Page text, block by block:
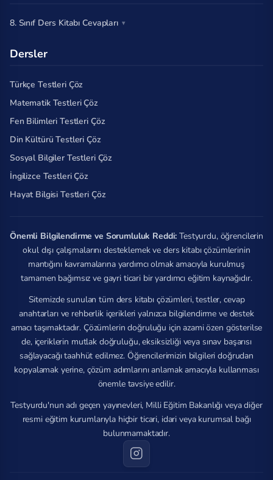
8. Sınıf Ders Kitabı Cevapları
Dersler
Türkçe Testleri Çöz
Matematik Testleri Çöz
Fen Bilimleri Testleri Çöz
Din Kültürü Testleri Çöz
Sosyal Bilgiler Testleri Çöz
İngilizce Testleri Çöz
Hayat Bilgisi Testleri Çöz
Önemli Bilgilendirme ve Sorumluluk Reddi: Testyurdu, öğrencilerin
okul dışı çalışmalarını desteklemek ve ders kitabı çözümlerinin
mantığını kavramalarına yardımcı olmak amacıyla kurulmuş
tamamen bağımsız ve gayri ticari bir yardımcı eğitim kaynağıdır.
Sitemizde sunulan tüm ders kitabı çözümleri, testler, cevap
anahtarları ve rehberlik içerikleri yalnızca bilgilendirme ve destek
amacı taşımaktadır. Çözümlerin doğruluğu için azami özen gösterilse
de, içeriklerin mutlak doğruluğu, eksiksizliği veya sınav başarısı
sağlayacağı taahhüt edilmez. Öğrencilerimizin bilgileri doğrudan
kopyalamak yerine, çözüm adımlarını anlamak amacıyla kullanması
önemle tavsiye edilir.
Testyurdu'nun adı geçen yayınevleri, Milli Eğitim Bakanlığı veya diğer
resmi eğitim kurumlarıyla hiçbir ticari, idari veya kurumsal bağı
bulunmamaktadır.